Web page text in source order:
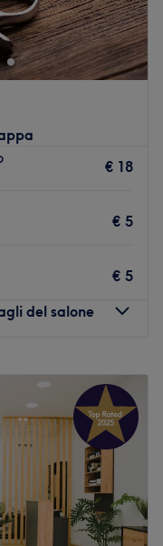
€ 18
€ 5
€ 5
del salone
19:00
09:00
19:00
09:00 –19:00
09:00
19:00
09:00
19:00
Chiuso
benessere dove